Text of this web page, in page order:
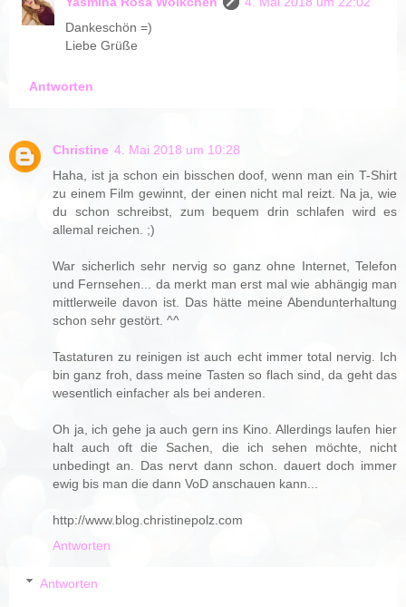
Dankeschön =)
Liebe Grüße
Antworten
Christine 4. Mai 2018 um 10:28
Haha, ist ja schon ein bisschen doof, wenn man ein T-Shirt
zu einem Film gewinnt, der einen nicht mal reizt. Na ja, wie
du schon schreibst, zum bequem drin schlafen wird es
allemal reichen. ;)
War sicherlich sehr nervig so ganz ohne Internet, Telefon
und Fernsehen... da merkt man erst mal wie abhängig man
mittlerweile davon ist. Das hätte meine Abendunterhaltung
schon sehr gestört. ^^
Tastaturen zu reinigen ist auch echt immer total nervig. Ich
bin ganz froh, dass meine Tasten so flach sind, da geht das
wesentlich einfacher als bei anderen.
Oh ja, ich gehe ja auch gern ins Kino. Allerdings laufen hier
halt auch oft die Sachen, die ich sehen möchte, nicht
unbedingt an. Das nervt dann schon. dauert doch immer
ewig bis man die dann VoD anschauen kann...
http://www.blog.christinepolz.com
Antworten
Antworten